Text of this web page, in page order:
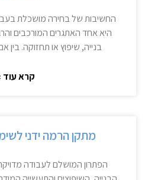
החשיבות של בחירה מושכלת
היא אחד האתגרים המורכבים
בנייה, שיפוץ או תחזוקה. בין
קרא עוד
מתקן הרמה ידני
הפתרון המושלם לעבודה